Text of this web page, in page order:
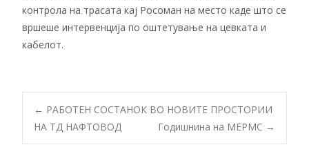
контрола на трасата кај Росоман на место каде што се
вршеше интервенција по оштетување на цевката и
кабелот.
Post navigation
← РАБОТЕН СОСТАНОК ВО НОВИТЕ ПРОСТОРИИ
НА ТД НАФТОВОД
Годишнина на МЕРМС →